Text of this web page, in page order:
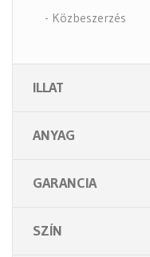
- Közbeszerzés
- Törlő és tisztító
- Intim betét gyűjtők
- Toalett papírok
ILLAT
ANYAG
GARANCIA
SZÍN